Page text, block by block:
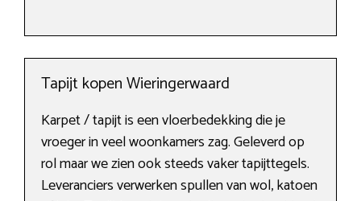
Tapijt kopen Wieringerwaard
Karpet / tapijt is een vloerbedekking die je
vroeger in veel woonkamers zag. Geleverd op
rol maar we zien ook steeds vaker tapijttegels.
Leveranciers verwerken spullen van wol, katoen